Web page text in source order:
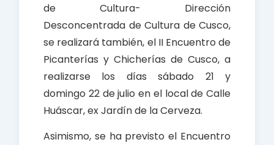
de Cultura- Dirección
Desconcentrada de Cultura de Cusco,
se realizará también, el II Encuentro de
Picanterías y Chicherías de Cusco, a
realizarse los días sábado 21 y
domingo 22 de julio en el local de Calle
Huáscar, ex Jardín de la Cerveza.
Asimismo, se ha previsto el Encuentro